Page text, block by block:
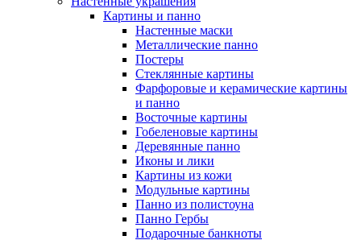
Картины и панно
Настенные маски
Металлические панно
Постеры
Стеклянные картины
Фарфоровые и керамические картины
и панно
Восточные картины
Гобеленовые картины
Деревянные панно
Иконы и лики
Картины из кожи
Модульные картины
Панно из полистоуна
Панно Гербы
Подарочные банкноты